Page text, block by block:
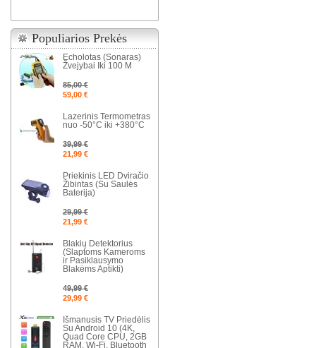
Populiarios Prekės
Echolotas (Sonaras)
Žvejybai Iki 100 M
85,00 €
59,00 €
Lazerinis Termometras
nuo -50°C iki +380°C
39,99 €
21,99 €
Priekinis LED Dviračio
Žibintas (Su Saulės
Baterija)
29,99 €
21,99 €
Blakių Detektorius
(Slaptoms Kameroms
ir Pasiklausymo
Blakėms Aptikti)
49,99 €
29,99 €
Išmanusis TV Priedėlis
Su Android 10 (4K,
Quad Core CPU, 2GB
RAM, Wi-Fi, Bluetooth